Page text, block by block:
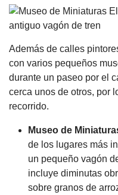
Además de calles
con varios pequeños
durante un paseo por el
cerca unos de otros, por
recorrido.
Museo de
de los lugares más
un pequeño vagón
incluye diminutas
sobre granos de